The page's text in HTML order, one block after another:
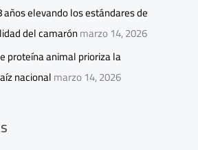
años elevando los estándares de
del camarónmarzo 14, 2026
proteína animal prioriza la
nacionalmarzo 14, 2026